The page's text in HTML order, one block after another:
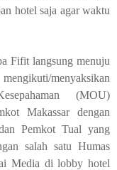
hotel saja agar waktu
Fifit langsung menuju
menyaksikan
(MOU)
Makassar dengan
Pemkot Tual yang
salah satu Humas
Media di lobby hotel